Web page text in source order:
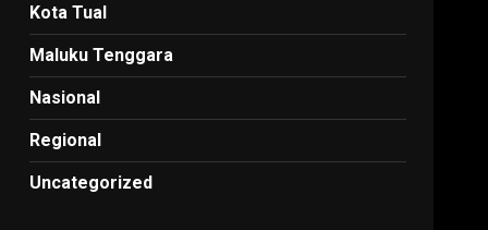
Kota Tual
Maluku Tenggara
Nasional
Regional
Uncategorized